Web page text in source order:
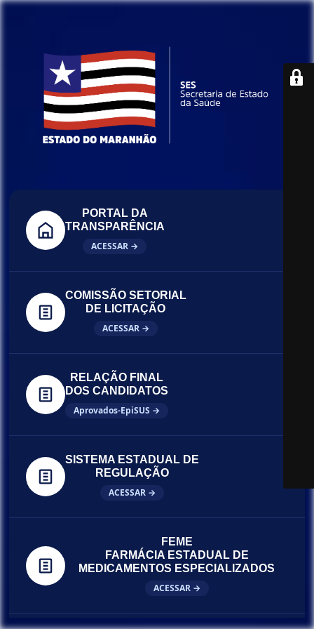
PORTAL DA
TRANSPARÊNCIA
ACESSAR →
COMISSÃO SETORIAL
DE LICITAÇÃO
ACESSAR →
RELAÇÃO FINAL
DOS CANDIDATOS
Aprovados-EpiSUS →
SISTEMA ESTADUAL DE
REGULAÇÃO
ACESSAR →
FEME
FARMÁCIA ESTADUAL DE
MEDICAMENTOS ESPECIALIZADOS
ACESSAR →